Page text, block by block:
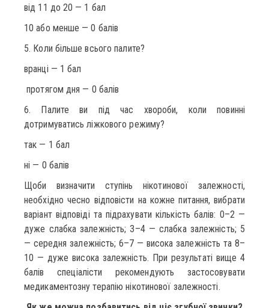
від 11 до 20 — 1 бал
10 або менше — 0 балів
5. Коли більше всього палите?
вранці — 1 бал
протягом дня — 0 балів
6. Палите ви під час хвороби, коли повинні
дотримуватись ліжкового режиму?
так — 1 бал
ні — 0 балів
Щоби визначити ступінь нікотинової залежності,
необхідно чесно відповісти на кожне питання, вибрати
варіант відповіді та підрахувати кількість балів: 0–2 —
дуже слабка залежність; 3–4 — слабка залежність; 5
— середня залежність; 6–7 — висока залежність та 8–
10 — дуже висока залежність. При результаті вище 4
балів спеціалісти рекомендують застосовувати
медикаментозну терапію нікотинової залежності.